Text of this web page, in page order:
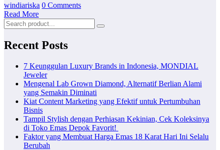
windiariska 0 Comments
Read More
Recent Posts
7 Keunggulan Luxury Brands in Indonesia, MONDIAL
Jeweler
Mengenal Lab Grown Diamond, Alternatif Berlian Alami
yang Semakin Diminati
Kiat Content Marketing yang Efektif untuk Pertumbuhan
Bisnis
Tampil Stylish dengan Perhiasan Kekinian, Cek Koleksinya
di Toko Emas Depok Favorit!
Faktor yang Membuat Harga Emas 18 Karat Hari Ini Selalu
Berubah